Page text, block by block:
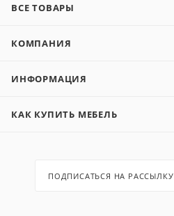
ВСЕ ТОВАРЫ
КОМПАНИЯ
ИНФОРМАЦИЯ
КАК КУПИТЬ МЕБЕЛЬ
ПОДПИСАТЬСЯ НА РАССЫЛКУ